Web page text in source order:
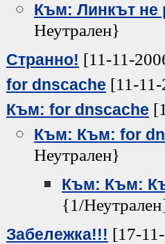
Към: Линкът не
Неутрален}
Странно! [11-11-
for dnscache [11-
Към: for dnscache
Към: Към: for
Неутрален}
Към: Към:
{1/
Забележка!!! [17-